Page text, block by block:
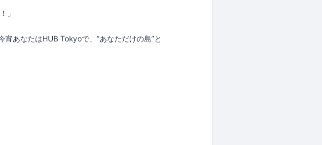
」
あなたはHUB Tokyoで、”あなただけの島”と